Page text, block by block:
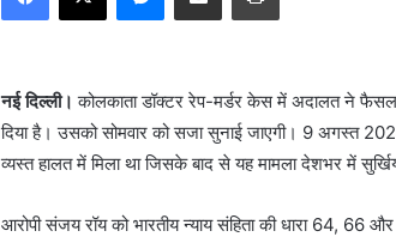
नई दिल्ली। कोलकाता डॉक्टर रेप-मर्डर केस में अदालत ने फैसला
दिया है। उसको सोमवार को सजा सुनाई जाएगी। 9 अगस्त
व्यस्त हालत में मिला था जिसके बाद से यह मामला देशभर में
आरोपी संजय रॉय को भारतीय न्याय संहिता की धारा 64, 66